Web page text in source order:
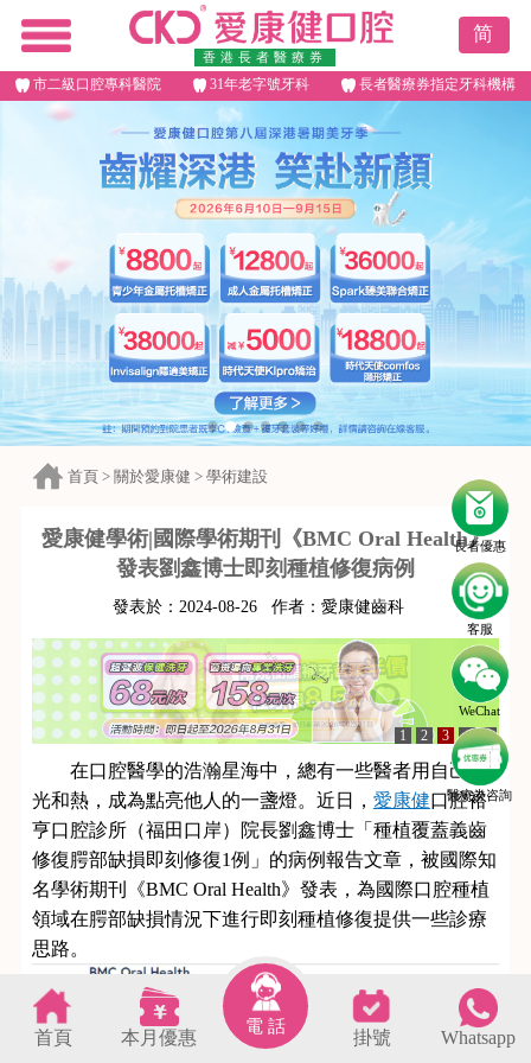
香港長者醫療券
简
市二級口腔專科醫院 31年老字號牙科 長者醫療券指定牙科機構
長者優惠
客服
WeChat
醫療劵咨詢
首頁 > 關於愛康健 > 學術建設
愛康健學術|國際學術期刊《BMC Oral Health》
發表劉鑫博士即刻種植修復病例
發表於： 2024-08-26 作者： 愛康健齒科
1 2 3 4 5
在口腔醫學的浩瀚星海中，總有一些醫者用自己的
光和熱，成為點亮他人的一盞燈。近日， 愛康健口腔裕
亨口腔診所（福田口岸）院長劉鑫博士「種植覆蓋義齒
修復腭部缺損即刻修復1例」的病例報告文章，被國際知
名學術期刊《BMC Oral Health》發表，為國際口腔種植
領域在腭部缺損情況下進行即刻種植修復提供一些診療
思路。
首頁 本月優惠
電 話
掛號 Whatsapp